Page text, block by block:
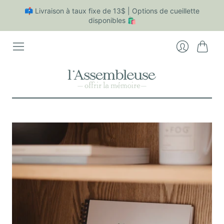
📫 Livraison à taux fixe de 13$ | Options de cueillette
disponibles 🛍
z
é
à
tr